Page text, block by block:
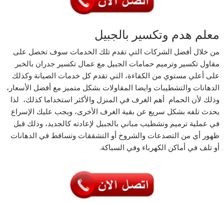
معلم هدم وتكسير بالجبيل
من خلال أفضل الشركات التي تقدم تلك الخدمات سوف تحصل على
مقاول تكسير وترميم حمامات الجبيل مع عمال تكسير جدران بالخبر
على أعلي مستوي من الكفاءة، التي تقدم كل خدمات الصيانة وكذلك
الدهانات والتشطيبات وايضا المقاولات بشكل متميز مع أفضل الأسعار،
وذلك لأن الحمام أهم الغرف في المنزل والأكثر استخداما كذلك، لذا
يحدث تلفه بشكل سريع عن بقية الغرف الأخرى، ويجب عليك الإسراع
في عملية ترميم وتشطيب مباني بالجبيل لإعادته كالجديد، وذلك قبل
ظهور أي من التصدعات والشروخ أو التشققات وتساقط في الدهانات
أو تلف في أماكن الكهرباء وفي السباكة.